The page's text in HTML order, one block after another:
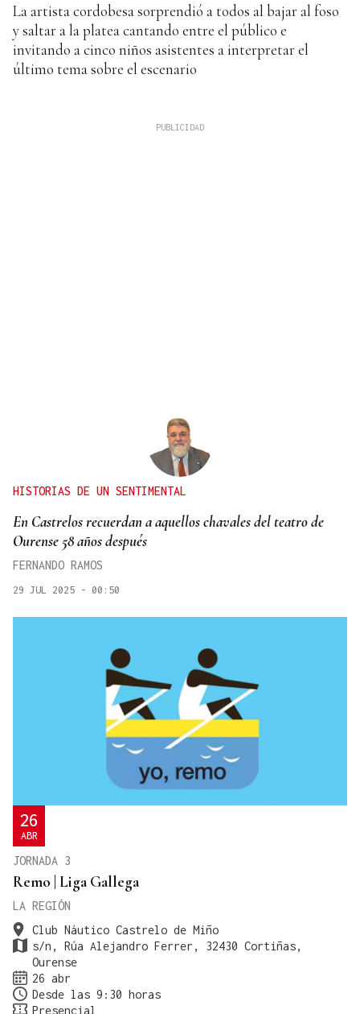
La artista cordobesa sorprendió a todos al bajar al foso
y saltar a la platea cantando entre el público e
invitando a cinco niños asistentes a interpretar el
último tema sobre el escenario
HISTORIAS DE UN SENTIMENTAL
En Castrelos recuerdan a aquellos chavales del teatro de
Ourense 58 años después
FERNANDO RAMOS
29 JUL 2025 - 00:50
26
ABR
JORNADA 3
Remo | Liga Gallega
LA REGIÓN
Club Náutico Castrelo de Miño
s/n, Rúa Alejandro Ferrer, 32430 Cortiñas,
Ourense
26 abr
Desde las 9:30 horas
Presencial